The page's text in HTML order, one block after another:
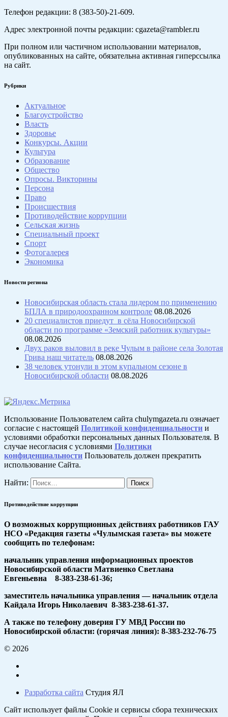
Телефон редакции: 8 (383-50)-21-609.
Адрес электронной почты редакции: cgazeta@rambler.ru
При полном или частичном использовании материалов,
опубликованных на сайте, обязательна активная гиперссылка
на сайт.
Рубрики
Актуальное
Благоустройство
Власть
Здоровье
Конкурсы. Акции
Культура
Образование
Общество
Опросы. Викторины
Персона
Право
Происшествия
Противодействие коррупции
Сельская жизнь
Специальный проект
Спорт
Фотогалерея
Экономика
Новости региона
Новосибирская область стала лидером по применению
БПЛА в природоохранном контроле 08.08.2026
20 специалистов приедут в сёла Новосибирской
области по программе «Земский работник культуры»
08.08.2026
Двух раков выловил в реке Чулым в районе села Золотая
Грива наш читатель 08.08.2026
38 человек утонули в этом купальном сезоне в
Новосибирской области 08.08.2026
Использование Пользователем сайта chulymgazeta.ru означает
согласие с настоящей Политикой конфиденциальности и
условиями обработки персональных данных Пользователя. В
случае несогласия с условиями Политики
конфиденциальности Пользователь должен прекратить
использование Сайта.
Найти:
Противодействие коррупции
О возможных коррупционных действиях работников ГАУ
НСО «Редакция газеты «Чулымская газета» вы можете
сообщить по телефонам:
начальник управления информационных проектов
Новосибирской области Матвиенко Светлана
Евгеньевна 8-383-238-61-36;
заместитель начальника управления — начальник отдела
Кайдала Игорь Николаевич 8-383-238-61-37.
А также по телефону доверия ГУ МВД России по
Новосибирской области: (горячая линия): 8-383-232-76-75
© 2026
Разработка сайта Студия ЯЛ
Сайт использует файлы Cookie и сервисы сбора технических